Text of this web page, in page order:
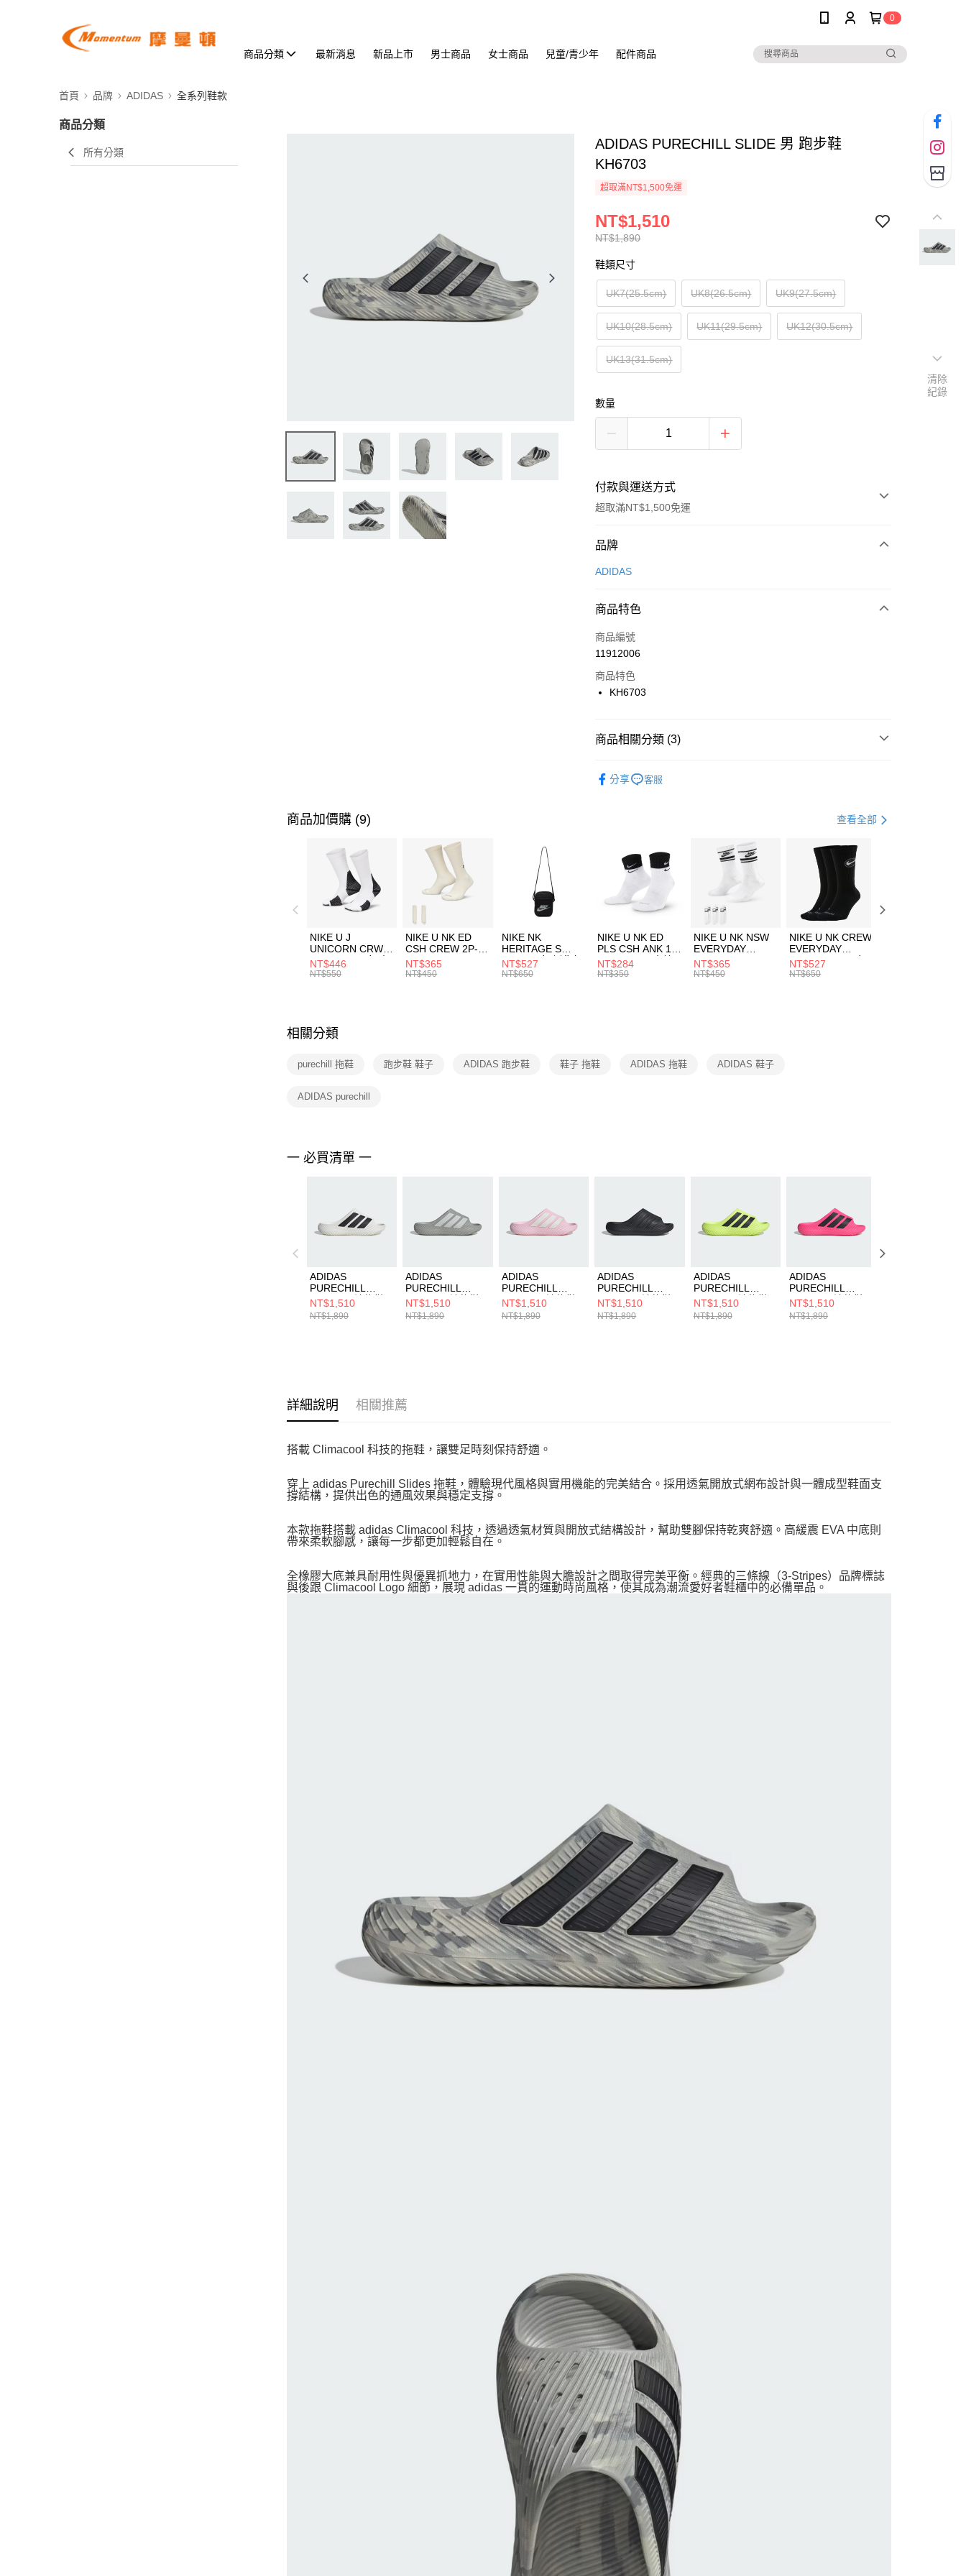
0
商品分類 最新消息 新品上市 男士商品 女士商品 兒童/青少年 配件商品
首頁 品牌 ADIDAS 全系列鞋款
商品分類
所有分類
ADIDAS PURECHILL SLIDE 男 跑步鞋
KH6703
超取滿NT$1,500免運
NT$1,890
NT$1,510
鞋類尺寸
UK7(25.5cm) UK8(26.5cm) UK9(27.5cm)
UK10(28.5cm) UK11(29.5cm) UK12(30.5cm)
UK13(31.5cm)
數量
付款與運送方式
超取滿NT$1,500免運
付款方式
信用卡一次付款
合作金庫商業銀行
華南商業銀行
上海商業儲蓄銀行
國泰世華商業銀行
聯邦商業銀行
台新國際商業銀行
LINE Pay
Apple Pay
【關於「AFTEE先享後付」】
３．安心：先確認商品／服務後，再付款。
【「AFTEE先享後付」結帳流程】
１．於結帳方式選擇「AFTEE先享後付」後，將跳轉至「AFTEE先享後
付」結帳頁面，進行簡訊認證並確認金額後，即可完成結帳。
２．訂單成立數日內，您將收到繳費通知簡訊。
３．收到繳費通知簡訊後14天內，點擊此簡訊中的連結，可透過四大超商
／ATM／網路銀行／等多元方式進行付款，方視為交易完成。
※ 請注意：結帳手續完成當下不需立刻繳費，但若您需要取消訂單，請聯
絡購買商品的店家。未經商家同意取消之訂單仍視為有效，需透過AFTEE
先享後付繳納相關費用。
１．透過由恩沛科技股份有限公司提供之「AFTEE先享後付」服務完成之
交易，需依本服務之必要範圍內提供個人資料，並將交易相關給付款項請
形，恩沛科技股份有限公司將有權停止該用戶之使用額度並採取法律行
動。
每筆NT$100，滿NT$1,500(含以上)免運費
每筆NT$100，滿NT$1,500(含以上)免運費
付款後門市自取
每筆NT$100，滿NT$1,500(含以上)免運費
品牌
ADIDAS
商品特色
商品編號
11912006
商品特色
KH6703
商品相關分類 (3)
分享 客服
商品加價購 (9) 查看全部
NIKE U J
UNICORN CRW
1PR -160 男女 中
統襪 FZ3393100
NT$446
NT$550
NIKE U NK ED
CSH CREW 2P-
144 EMBRDY 男
女 短統襪
NT$365
NT$450
NIKE NK
HERITAGE S
SMIT 男女 側背包
BA5871010
NT$527
NT$650
NIKE U NK ED
PLS CSH ANK 1P
144 DBL 男 中統
襪 DH4058104
NT$284
NT$350
NIKE U NK NSW
EVERYDAY
ESSENTIAL CR
男女 短統襪
NT$365
NT$450
NIKE U NK CREW
EVERYDAY
BBALL 3PR 男女
長統襪
NT$527
NT$650
相關分類
purechill 拖鞋 跑步鞋 鞋子 ADIDAS 跑步鞋 鞋子 拖鞋 ADIDAS 拖鞋 ADIDAS 鞋子
ADIDAS purechill
一 必買清單 一
ADIDAS
PURECHILL
SLIDE 男 涼拖鞋
KI0054
NT$1,510
NT$1,890
ADIDAS
PURECHILL
SLIDE 男 涼拖鞋
KI0059
NT$1,510
NT$1,890
ADIDAS
PURECHILL
SLIDE 男 涼拖鞋
KI0056
NT$1,510
NT$1,890
ADIDAS
PURECHILL
SLIDE 男 涼拖鞋
KI0055
NT$1,510
NT$1,890
ADIDAS
PURECHILL
SLIDE 男 涼拖鞋
KH6736
NT$1,510
NT$1,890
ADIDAS
PURECHILL
SLIDE 男 涼拖鞋
KI0053
NT$1,510
NT$1,890
詳細說明 相關推薦
搭載 Climacool 科技的拖鞋，讓雙足時刻保持舒適。
穿上 adidas Purechill Slides 拖鞋，體驗現代風格與實用機能的完美結合。採用透氣開放式網布設計與一體成型鞋面支
撐結構，提供出色的通風效果與穩定支撐。
本款拖鞋搭載 adidas Climacool 科技，透過透氣材質與開放式結構設計，幫助雙腳保持乾爽舒適。高緩震 EVA 中底則
帶來柔軟腳感，讓每一步都更加輕鬆自在。
全橡膠大底兼具耐用性與優異抓地力，在實用性能與大膽設計之間取得完美平衡。經典的三條線（3-Stripes）品牌標誌
與後跟 Climacool Logo 細節，展現 adidas 一貫的運動時尚風格，使其成為潮流愛好者鞋櫃中的必備單品。
清除
紀錄